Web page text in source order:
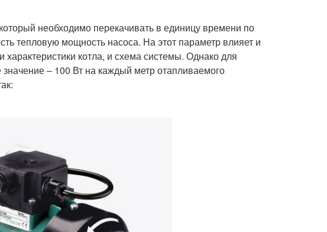
необходимо перекачивать в единицу времени по
тепловую мощность насоса. На этот параметр влияет и
котла, и схема системы. Однако для
значение – 100 Вт на каждый метр отапливаемого